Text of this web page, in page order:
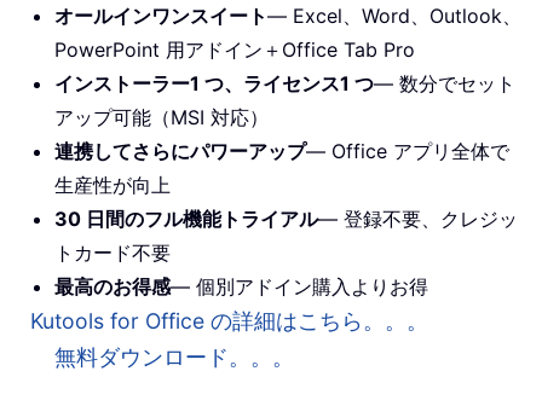
オールインワンスイート— Excel、Word、Outlook、
PowerPoint 用アドイン＋Office Tab Pro
インストーラー1 つ、ライセンス1 つ— 数分でセット
アップ可能（MSI 対応）
連携してさらにパワーアップ— Office アプリ全体で
生産性が向上
30 日間のフル機能トライアル— 登録不要、クレジッ
トカード不要
最高のお得感— 個別アドイン購入よりお得
Kutools for Office の詳細はこちら。。。
無料ダウンロード。。。